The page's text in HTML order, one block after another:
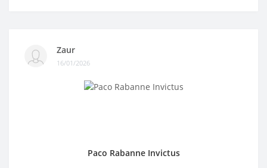
Zaur
16/01/2026
Paco Rabanne Invictus